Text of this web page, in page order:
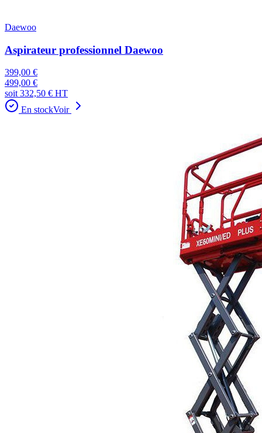
Daewoo
Aspirateur professionnel Daewoo
399,00 €
499,00 €
soit332,50 € HT
En stockVoir